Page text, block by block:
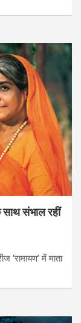
साथ संभाल रहीं
‘रामायण’ में माता